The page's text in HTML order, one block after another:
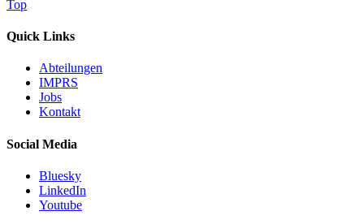
Top
Quick Links
Abteilungen
IMPRS
Jobs
Kontakt
Social Media
Bluesky
LinkedIn
Youtube